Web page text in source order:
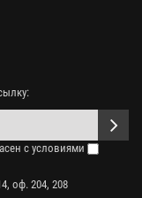
с условиями
оф. 204, 208